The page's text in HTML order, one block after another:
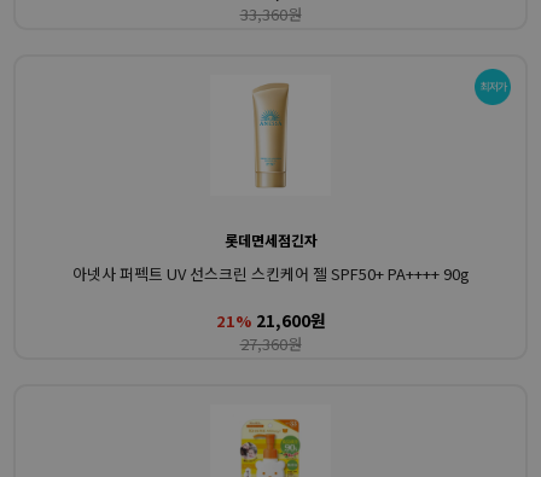
33,360원
롯데면세점긴자
아넷사 퍼펙트 UV 선스크린 스킨케어 젤 SPF50+ PA++++ 90g
21% 21,600원
27,360원